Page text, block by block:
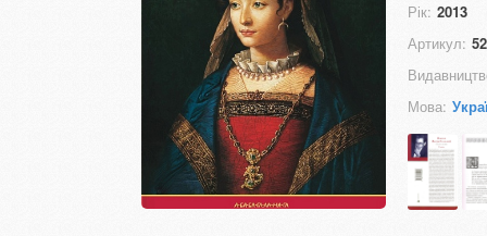
Рік: 2013
Артикул:
Мова: